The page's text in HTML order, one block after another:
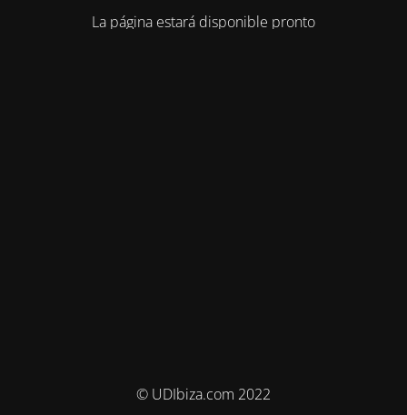
La página estará disponible pronto
© UDIbiza.com 2022